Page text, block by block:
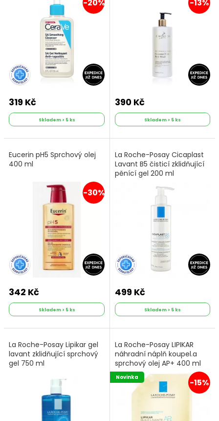
-20%
319 Kč
Skladem > 5 ks
-13%
390 Kč
Skladem > 5 ks
Eucerin pH5 Sprchový olej
400 ml
-30%
342 Kč
Skladem > 5 ks
La Roche-Posay Cicaplast
Lavant B5 čisticí zklidňující
pěnící gel 200 ml
499 Kč
Skladem > 5 ks
La Roche-Posay Lipikar gel
lavant zklidňující sprchový
gel 750 ml
La Roche-Posay LIPIKAR
náhradní náplň koupel.a
sprchový olej AP+ 400 ml
-15%
Novinka